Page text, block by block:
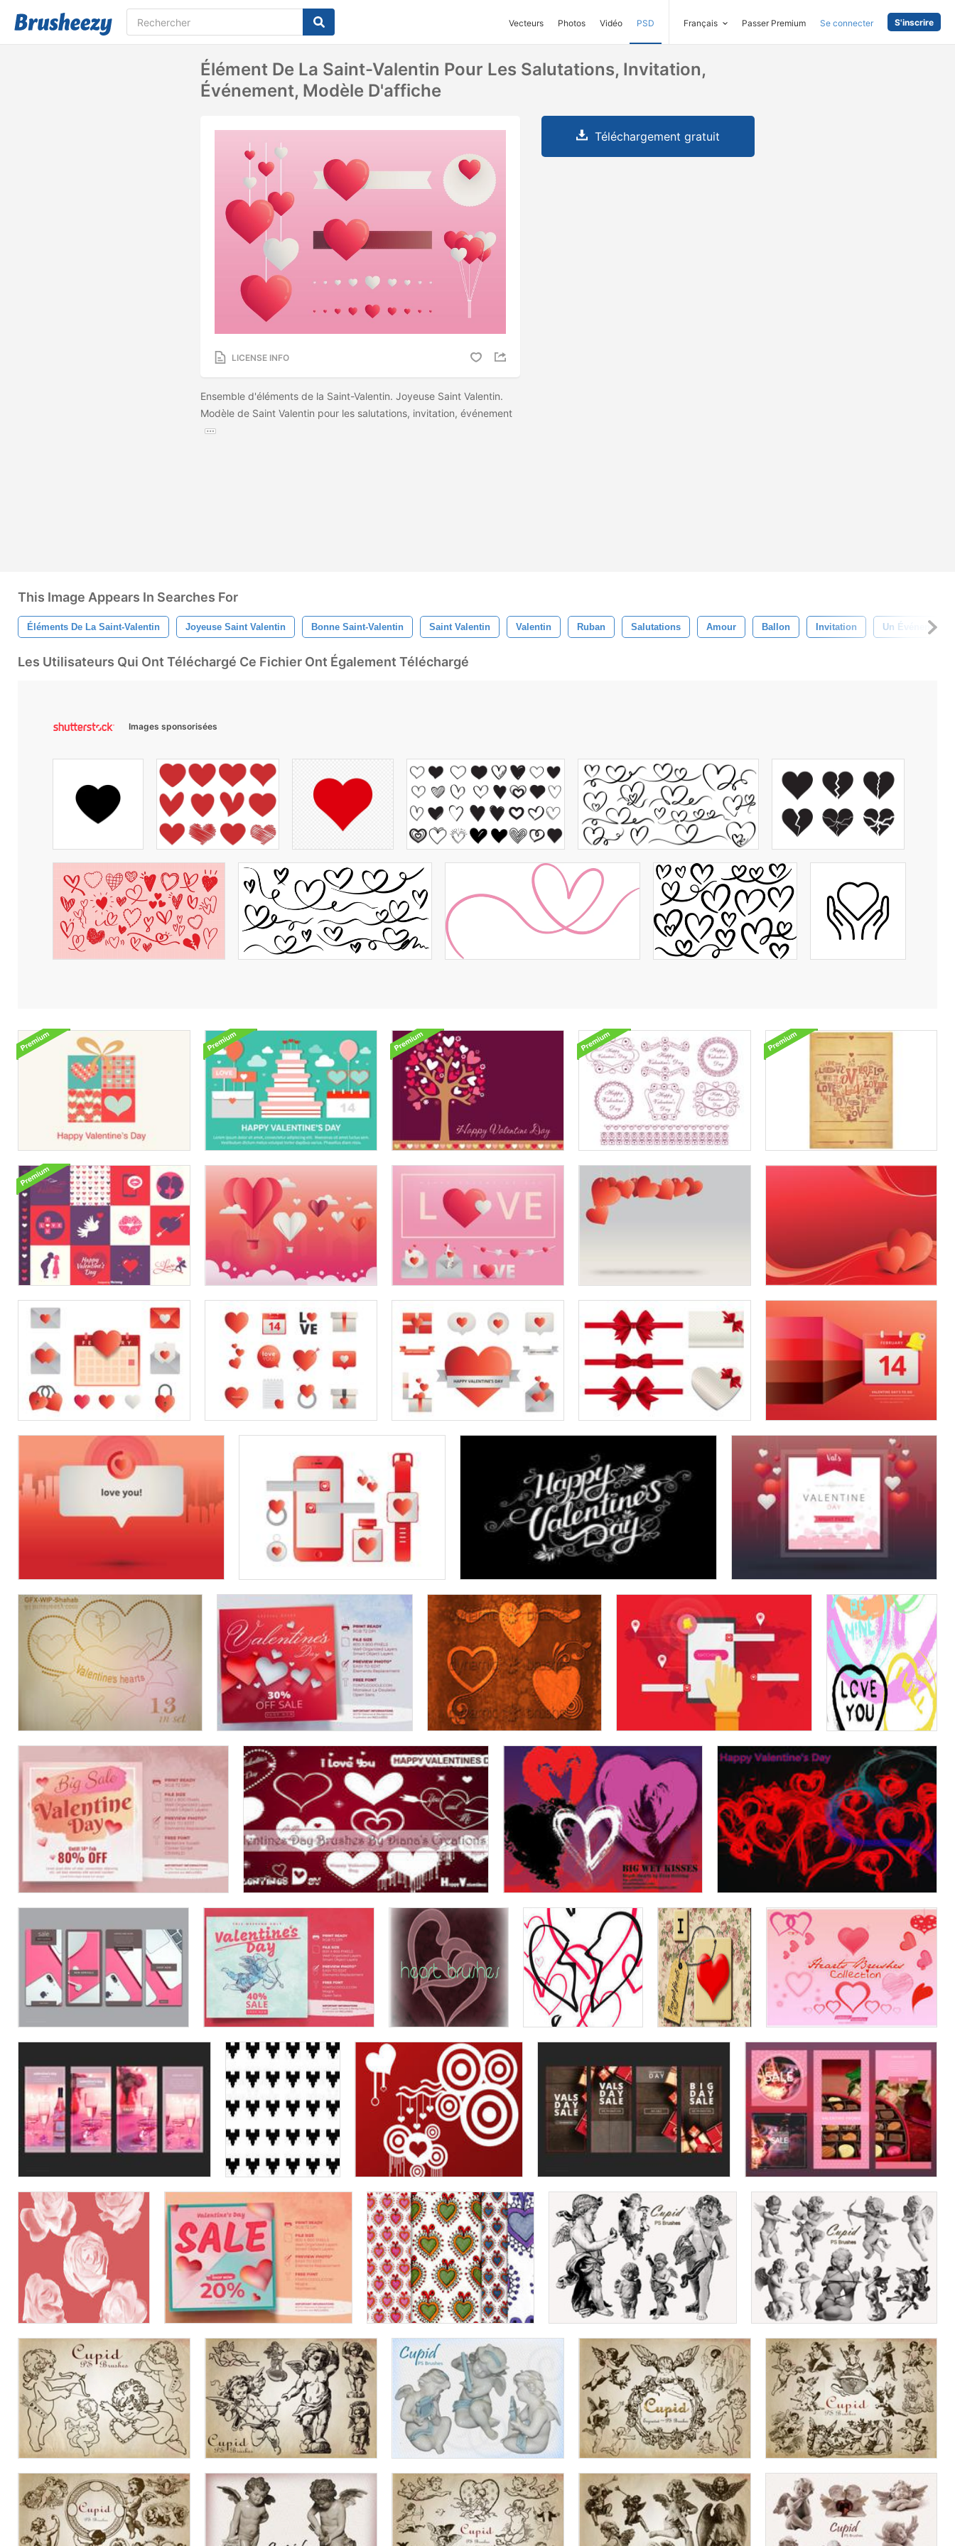
Vecteurs Photos Vidéo PSD Français Passer Premium Se connecter S'inscrire
Élément De La Saint-Valentin Pour Les Salutations, Invitation,
Événement, Modèle D'affiche
LICENSE INFO
Ensemble d'éléments de la Saint-Valentin. Joyeuse Saint Valentin.
Modèle de Saint Valentin pour les salutations, invitation, événement
Téléchargement gratuit
This Image Appears In Searches For
Éléments De La Saint-Valentin Joyeuse Saint Valentin Bonne Saint-Valentin Saint Valentin Valentin Ruban Salutations Amour Ballon Invitation Un Événement
Les Utilisateurs Qui Ont Téléchargé Ce Fichier Ont Également Téléchargé
Images sponsorisées